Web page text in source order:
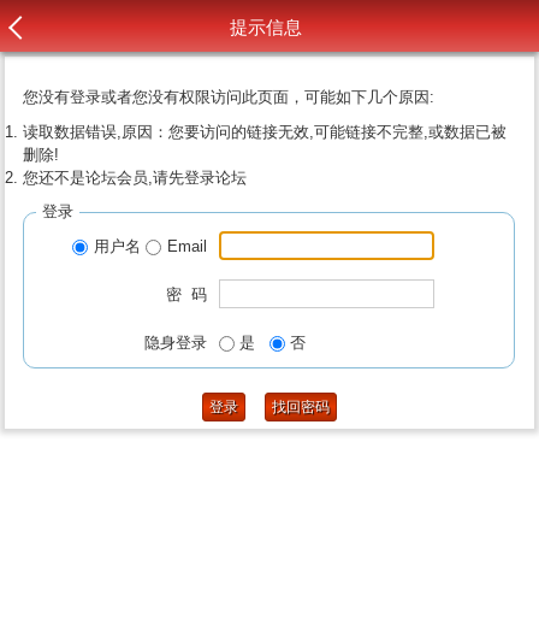
提示信息
您没有登录或者您没有权限访问此页面，可能如下几个原因:
读取数据错误,原因：您要访问的链接无效,可能链接不完整,或数据已被
删除!
您还不是论坛会员,请先登录论坛
登录
用户名
Email
密 码
隐身登录 是 否